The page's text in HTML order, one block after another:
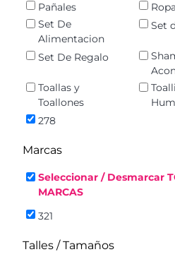
Pañales
Ropa
Set De
Alimentacion
Set
Set De Regalo
Toallas y
Toallones
278
Marcas
Seleccionar / Desmarcar
MARCAS
321
Talles / Tamaños